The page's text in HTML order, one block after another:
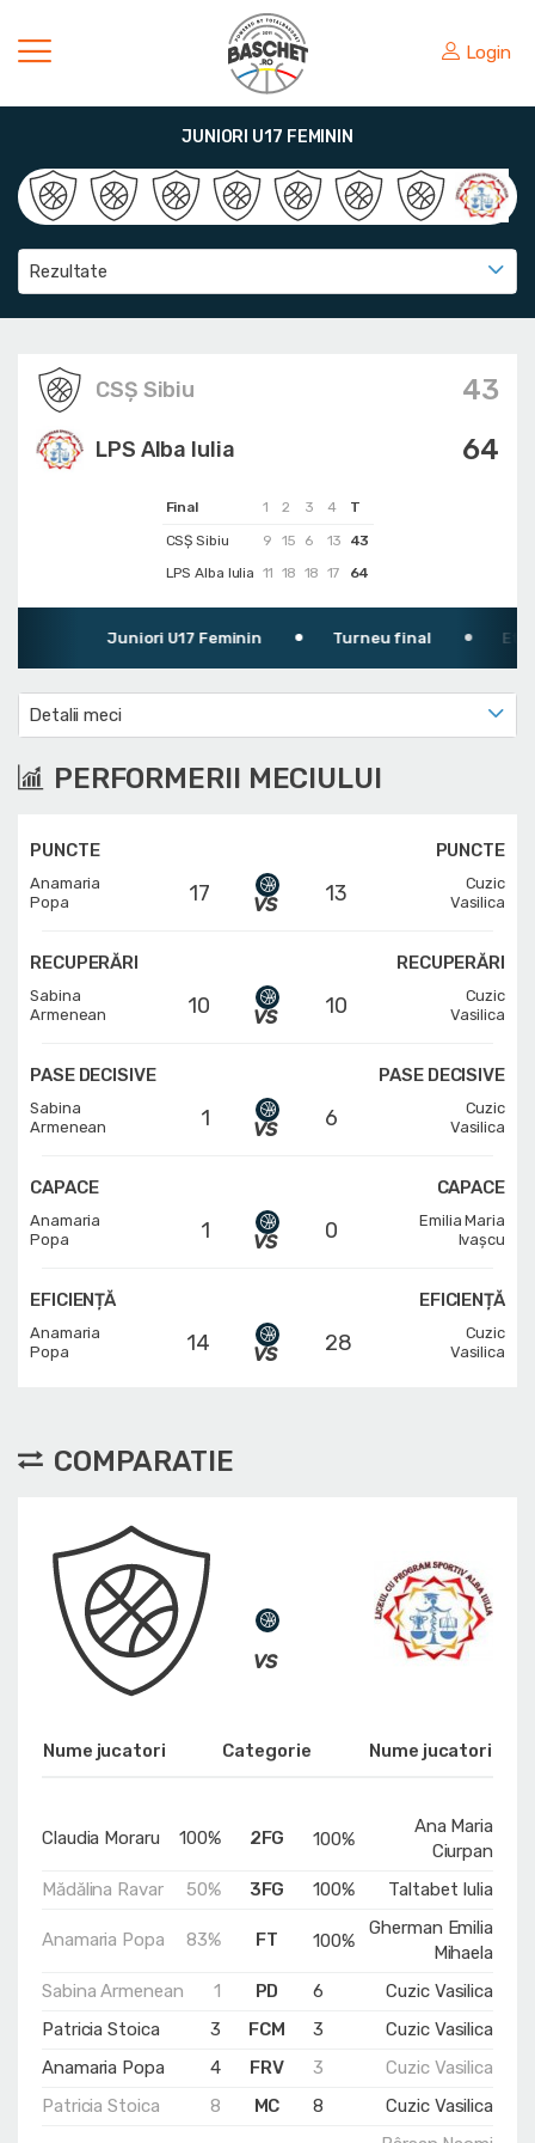
Login
JUNIORI U17 FEMININ
Rezultate
CSȘ Sibiu 43
Final 1 2 3 4
T
CSȘ Sibiu
9 15 6 13
43
LPS Alba Iulia 11 18 18 17 64
64
LPS Alba Iulia
Juniori U17 Feminin Turneu final Etapa
Detalii meci
PERFORMERII MECIULUI
PUNCTE
Anamaria
Popa
17
PUNCTE
13
Cuzic
Vasilica
RECUPERĂRI
Sabina
Armenean
10
RECUPERĂRI
10
Cuzic
Vasilica
PASE DECISIVE
Sabina
Armenean
1
PASE DECISIVE
6
Cuzic
Vasilica
CAPACE
Anamaria
Popa
1
CAPACE
0
Emilia Maria
Ivașcu
EFICIENȚĂ
Anamaria
Popa
14
EFICIENȚĂ
28
Cuzic
Vasilica
COMPARATIE
Nume jucatori Categorie Nume jucatori
Claudia Moraru 100% 2FG 100%
Ana Maria
Ciurpan
Mădălina Ravar
50% 3FG 100% Taltabet Iulia
Anamaria Popa 83% FT 100%
Gherman Emilia
Mihaela
Sabina Armenean
1 PD 6
Cuzic Vasilica
Patricia Stoica
3 FCM 3
Cuzic Vasilica
Anamaria Popa
4 FRV 3
Cuzic Vasilica
Patricia Stoica
8 MC 8
Cuzic Vasilica